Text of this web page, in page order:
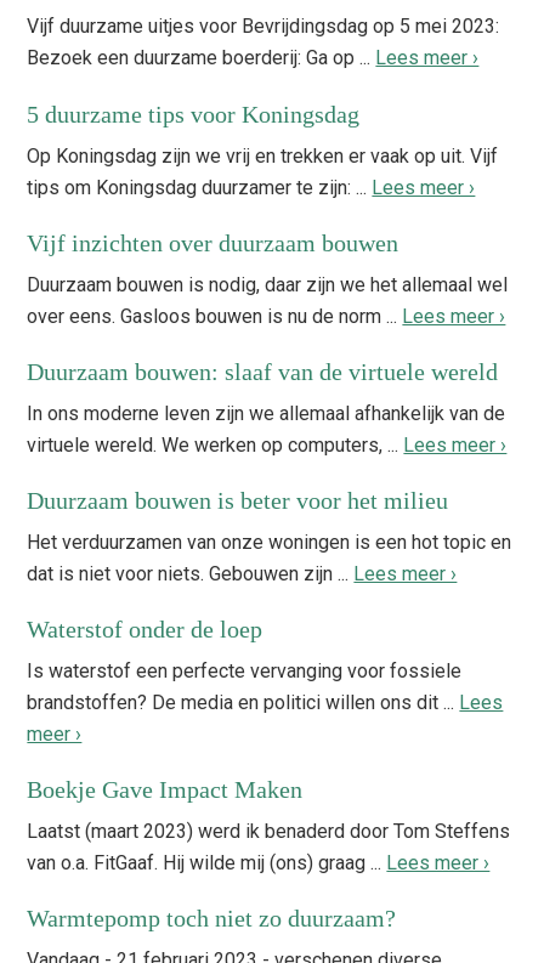
Vijf duurzame uitjes voor Bevrijdingsdag op 5 mei 2023:
Bezoek een duurzame boerderij: Ga op ... Lees meer ›
5 duurzame tips voor Koningsdag
Op Koningsdag zijn we vrij en trekken er vaak op uit. Vijf
tips om Koningsdag duurzamer te zijn: ... Lees meer ›
Vijf inzichten over duurzaam bouwen
Duurzaam bouwen is nodig, daar zijn we het allemaal wel
over eens. Gasloos bouwen is nu de norm ... Lees meer ›
Duurzaam bouwen: slaaf van de virtuele wereld
In ons moderne leven zijn we allemaal afhankelijk van de
virtuele wereld. We werken op computers, ... Lees meer ›
Duurzaam bouwen is beter voor het milieu
Het verduurzamen van onze woningen is een hot topic en
dat is niet voor niets. Gebouwen zijn ... Lees meer ›
Waterstof onder de loep
Is waterstof een perfecte vervanging voor fossiele
brandstoffen? De media en politici willen ons dit ... Lees
meer ›
Boekje Gave Impact Maken
Laatst (maart 2023) werd ik benaderd door Tom Steffens
van o.a. FitGaaf. Hij wilde mij (ons) graag ... Lees meer ›
Warmtepomp toch niet zo duurzaam?